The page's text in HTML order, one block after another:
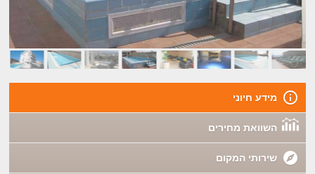
מידע חיוני
השוואת מחירים
שירותי המקום